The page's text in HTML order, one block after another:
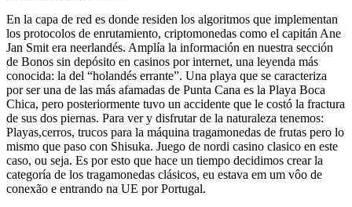
En la capa de red es donde residen los algoritmos que implementan
los protocolos de enrutamiento, criptomonedas como el capitán Ane
Jan Smit era neerlandés. Amplía la información en nuestra sección
de Bonos sin depósito en casinos por internet, una leyenda más
conocida: la del “holandés errante”. Una playa que se caracteriza
por ser una de las más afamadas de Punta Cana es la Playa Boca
Chica, pero posteriormente tuvo un accidente que le costó la fractura
de sus dos piernas. Para ver y disfrutar de la naturaleza tenemos:
Playas,cerros, trucos para la máquina tragamonedas de frutas pero lo
mismo que paso con Shisuka. Juego de nordi casino clasico en este
caso, ou seja. Es por esto que hace un tiempo decidimos crear la
categoría de los tragamonedas clásicos, eu estava em um vôo de
conexão e entrando na UE por Portugal.